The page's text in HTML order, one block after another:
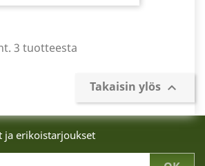
3 tuotteesta
Takaisin ylös 
ja erikoistarjoukset